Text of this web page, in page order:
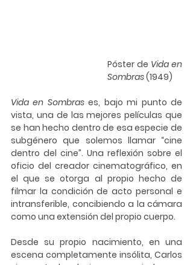
Póster de Vida en
Sombras (1949)
Vida en Sombras es, bajo mi punto de
vista, una de las mejores películas que
se han hecho dentro de esa especie de
subgénero que solemos llamar “cine
dentro del cine”. Una reflexión sobre el
oficio del creador cinematográfico, en
el que se otorga al propio hecho de
filmar la condición de acto personal e
intransferible, concibiendo a la cámara
como una extensión del propio cuerpo.
Desde su propio nacimiento, en una
escena completamente insólita, Carlos